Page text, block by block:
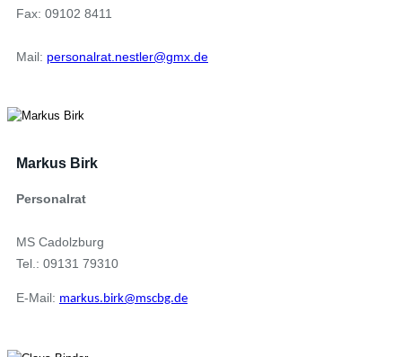
Fax: 09102 8411
Mail: personalrat.nestler@gmx.de
Markus Birk
Personalrat
MS Cadolzburg
Tel.: 09131 79310
E-Mail: markus.birk@mscbg.de